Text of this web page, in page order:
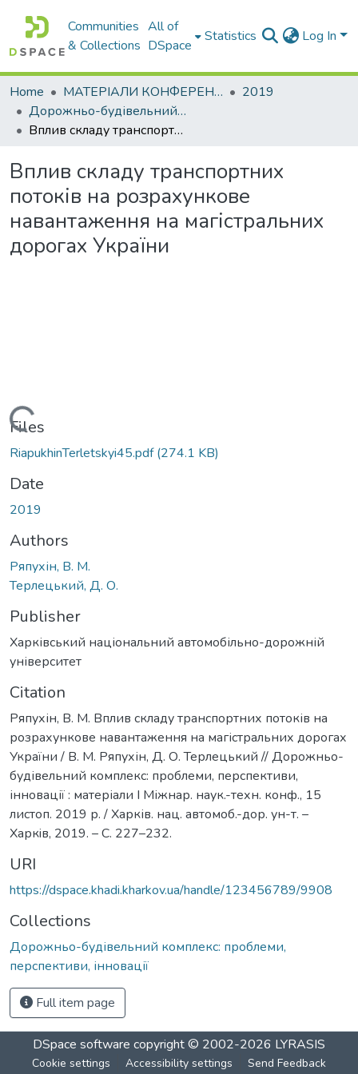
Communities
& Collections
All of
DSpace
Statistics Log In
Home МАТЕРІАЛИ КОНФЕРЕНЦІЙ
2019
Дорожньо-будівельний комплекс: проблеми, перспективи, інновації
Вплив складу транспортних потоків на розрахункове навантаження на магістральних дорогах України
Вплив складу транспортних
потоків на розрахункове
навантаження на магістральних
дорогах України
Loading...
Files
RiapukhinTerletskyi45.pdf(274.1 KB)
Date
2019
Authors
Ряпухін, В. М.
Терлецький, Д. О.
Publisher
Харківський національний автомобільно-дорожній
університет
Citation
Ряпухін, В. М. Вплив складу транспортних потоків на
розрахункове навантаження на магістральних дорогах
України / В. М. Ряпухін, Д. О. Терлецький // Дорожньо-
будівельний комплекс: проблеми, перспективи,
інновації : матеріали І Міжнар. наук.-техн. конф., 15
листоп. 2019 р. / Харків. нац. автомоб.-дор. ун-т. –
Харкiв, 2019. – С. 227–232.
URI
https://dspace.khadi.kharkov.ua/handle/123456789/9908
Collections
Дорожньо-будівельний комплекс: проблеми,
перспективи, інновації
Full item page
DSpace software copyright © 2002-2026 LYRASIS
Cookie settings Accessibility settings Send Feedback